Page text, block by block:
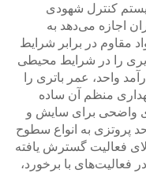
کنترل شهودی
اجازه می‌دهد به
مقاوم در برابر شرایط
را در شرایط محیطی
واحد، عمر باتری را
منظم آن ساده
واضحی برای سایش و
پروتزی به انواع سطوح
فعالیت گسترش یافته
با برخورد،